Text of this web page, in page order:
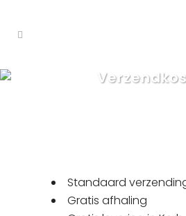
Standaard
Gratis afhaling